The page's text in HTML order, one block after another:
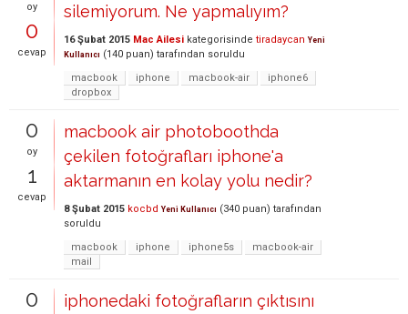
oy
0
cevap
silemiyorum. Ne yapmalıyım?
16 Şubat 2015 Mac Ailesi kategorisinde tiradaycan Yeni
Kullanıcı (140 puan) tarafından soruldu
macbook
iphone macbook-air
iphone6
dropbox
0
oy
1
cevap
macbook air photoboothda
çekilen fotoğrafları iphone'a
aktarmanın en kolay yolu nedir?
8 Şubat 2015 kocbd Yeni Kullanıcı (340 puan) tarafından
soruldu
macbook
iphone iphone5s
macbook-air
mail
0
iphonedaki fotoğrafların çıktısını